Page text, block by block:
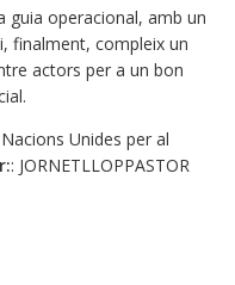
guia operacional, amb un
finalment, compleix un
actors per a un bon
Unides per al
: JORNETLLOPPASTOR